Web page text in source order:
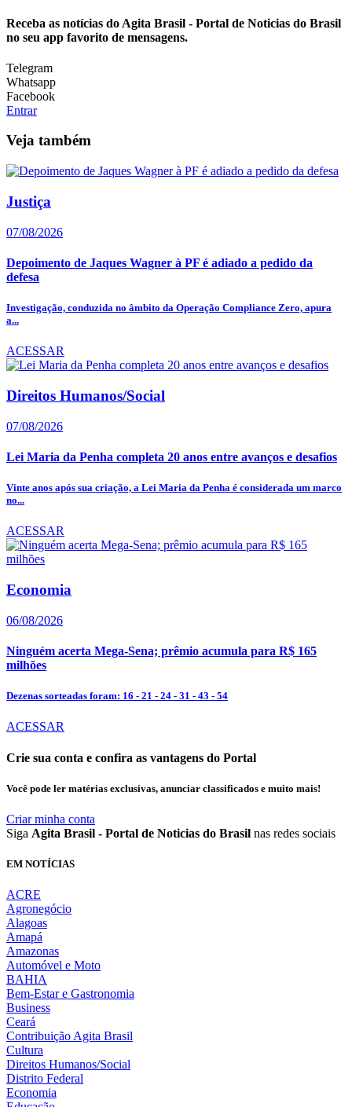
Receba as notícias do Agita Brasil - Portal de Noticias do Brasil
no seu app favorito de mensagens.
Telegram
Whatsapp
Facebook
Entrar
Veja também
Justiça
07/08/2026
Depoimento de Jaques Wagner à PF é adiado a pedido da
defesa
Investigação, conduzida no âmbito da Operação Compliance Zero, apura
a...
ACESSAR
Direitos Humanos/Social
07/08/2026
Lei Maria da Penha completa 20 anos entre avanços e desafios
Vinte anos após sua criação, a Lei Maria da Penha é considerada um marco
no...
ACESSAR
Economia
06/08/2026
Ninguém acerta Mega-Sena; prêmio acumula para R$ 165
milhões
Dezenas sorteadas foram: 16 - 21 - 24 - 31 - 43 - 54
ACESSAR
Crie sua conta e confira as vantagens do Portal
Você pode ler matérias exclusivas, anunciar classificados e muito mais!
Criar minha conta
Siga Agita Brasil - Portal de Noticias do Brasil nas redes sociais
EM NOTÍCIAS
ACRE
Agronegócio
Alagoas
Amapá
Amazonas
Automóvel e Moto
BAHIA
Bem-Estar e Gastronomia
Business
Ceará
Contribuição Agita Brasil
Cultura
Direitos Humanos/Social
Distrito Federal
Economia